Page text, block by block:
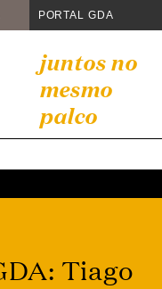
PORTAL GDA
juntos no
mesmo
palco
Tiago